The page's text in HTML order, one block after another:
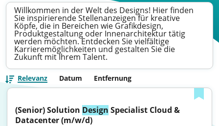
Willkommen in der Welt des Designs! Hier finden
Sie inspirierende Stellenanzeigen für kreative
Köpfe, die in Bereichen wie Grafikdesign,
Produktgestaltung oder Innenarchitektur tätig
werden möchten. Entdecken Sie vielfältige
Karrieremöglichkeiten und gestalten Sie die
Zukunft mit Ihrem Talent.
Relevanz Datum Entfernung
(Senior) Solution Design Specialist Cloud &
Datacenter (m/w/d)